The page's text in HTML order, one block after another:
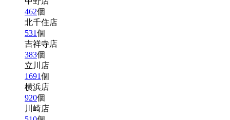
462個
北千住店
531個
吉祥寺店
383個
立川店
1691個
横浜店
920個
川崎店